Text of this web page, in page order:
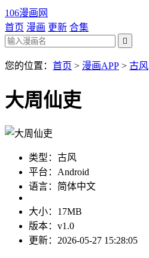
106漫画网
首页 漫画 更新 合集

您的位置： 首页 > 漫画APP > 古风
大周仙吏
类型：古风
平台：Android
语言：简体中文
大小：17MB
版本：v1.0
更新：2026-05-27 15:28:05